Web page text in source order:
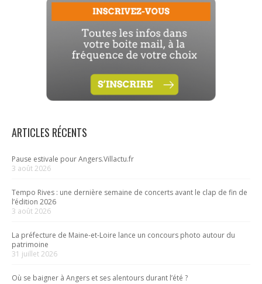
ARTICLES RÉCENTS
Pause estivale pour Angers.Villactu.fr
3 août 2026
Tempo Rives : une dernière semaine de concerts avant le clap de fin de
l’édition 2026
3 août 2026
La préfecture de Maine-et-Loire lance un concours photo autour du
patrimoine
31 juillet 2026
Où se baigner à Angers et ses alentours durant l’été ?